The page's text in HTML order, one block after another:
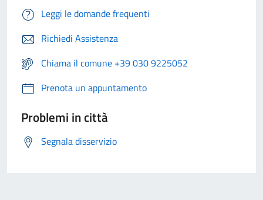
Leggi le domande frequenti
Richiedi Assistenza
Chiama il comune +39 030 9225052
Prenota un appuntamento
Problemi in città
Segnala disservizio